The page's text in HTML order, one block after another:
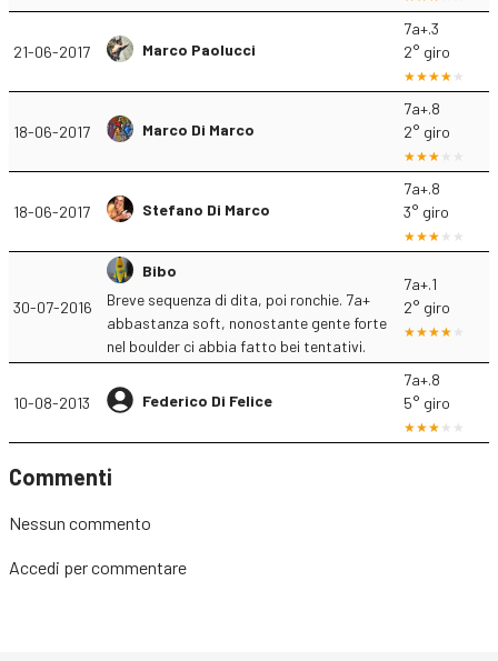
21-06-2017 Marco Paolucci
7a+.3
2° giro
18-06-2017 Marco Di Marco
7a+.8
2° giro
18-06-2017 Stefano Di Marco
7a+.8
3° giro
30-07-2016
Bibo
Breve sequenza di dita, poi ronchie. 7a+
abbastanza soft, nonostante gente forte
nel boulder ci abbia fatto bei tentativi.
7a+.1
2° giro
10-08-2013 Federico Di Felice
7a+.8
5° giro
Commenti
Nessun commento
Accedi per commentare